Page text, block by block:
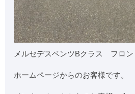
メルセデスベンツBクラス フロン
ホームページからのお客様です。